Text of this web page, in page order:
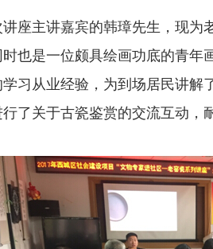
主讲嘉宾的韩璋先生，现为
也是一位颇具绘画功底的青年
学习从业经验，为到场居民讲
了关于古瓷鉴赏的交流互动，